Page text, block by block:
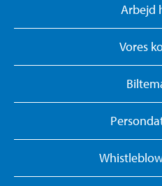
Arbejd
Vores